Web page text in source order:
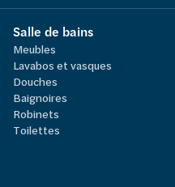
Salle de bains
Meubles
Lavabos et vasques
Douches
Baignoires
Robinets
Toilettes